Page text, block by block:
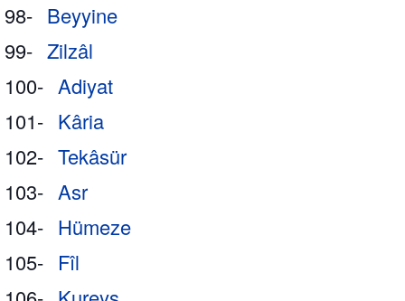
98- Beyyine
99- Zilzâl
100- Adiyat
101- Kâria
102- Tekâsür
103- Asr
104- Hümeze
105- Fîl